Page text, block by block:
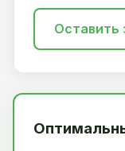
Оставить